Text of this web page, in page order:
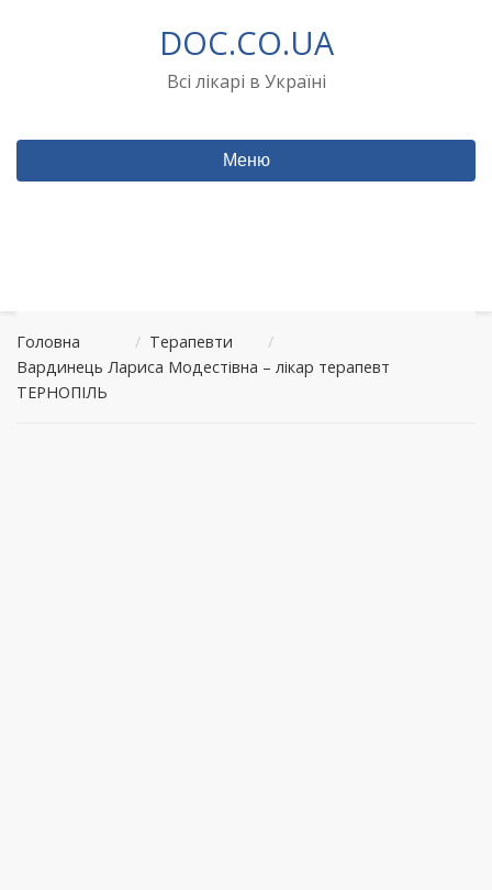
DOC.CO.UA
Всі лікарі в Україні
Меню
Головна / Терапевти
/
Вардинець Лариса Модестівна – лікар терапевт
ТЕРНОПІЛЬ